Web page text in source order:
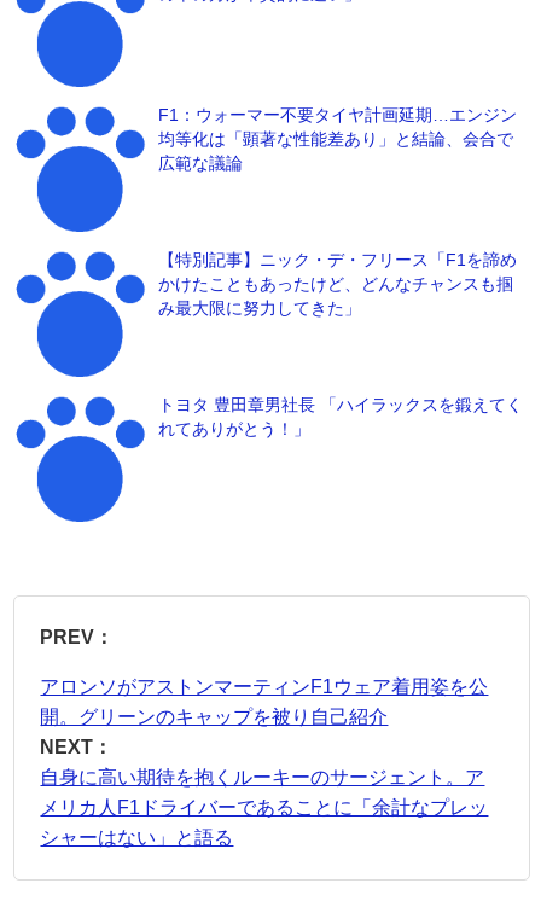
F1：ウォーマー不要タイヤ計画延期…エンジン
均等化は「顕著な性能差あり」と結論、会合で
広範な議論
【特別記事】ニック・デ・フリース「F1を諦め
かけたこともあったけど、どんなチャンスも掴
み最大限に努力してきた」
トヨタ 豊田章男社長 「ハイラックスを鍛えてく
れてありがとう！」
PREV：
アロンソがアストンマーティンF1ウェア着用姿を公
開。グリーンのキャップを被り自己紹介
NEXT：
自身に高い期待を抱くルーキーのサージェント。ア
メリカ人F1ドライバーであることに「余計なプレッ
シャーはない」と語る